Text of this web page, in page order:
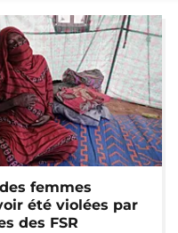
femmes
été violées par
des FSR